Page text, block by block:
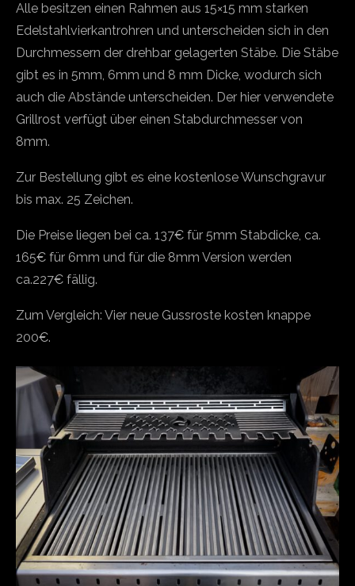
Alle besitzen einen Rahmen aus 15×15 mm starken
Edelstahlvierkantrohren und unterscheiden sich in den
Durchmessern der drehbar gelagerten Stäbe. Die Stäbe
gibt es in 5mm, 6mm und 8 mm Dicke, wodurch sich
auch die Abstände unterscheiden. Der hier verwendete
Grillrost verfügt über einen Stabdurchmesser von
8mm.
Zur Bestellung gibt es eine kostenlose Wunschgravur
bis max. 25 Zeichen.
Die Preise liegen bei ca. 137€ für 5mm Stabdicke, ca.
165€ für 6mm und für die 8mm Version werden
ca.227€ fällig.
Zum Vergleich: Vier neue Gussroste kosten knappe
200€.